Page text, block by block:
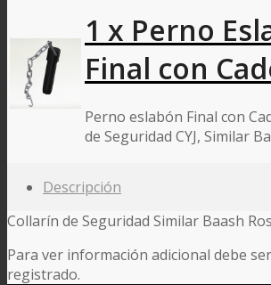
1 x Perno
Final con
Perno eslabón Final con
de Seguridad CYJ, Similar
Descripción
Collarín de Seguridad Similar Baash
Para ver información adicional debe
registrado.